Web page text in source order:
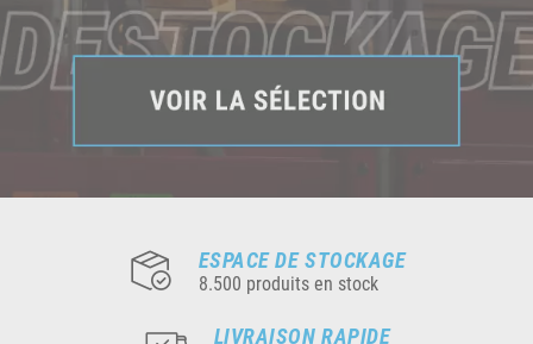
ESPACE DE STOCKAGE
8.500 produits en stock
LIVRAISON RAPIDE